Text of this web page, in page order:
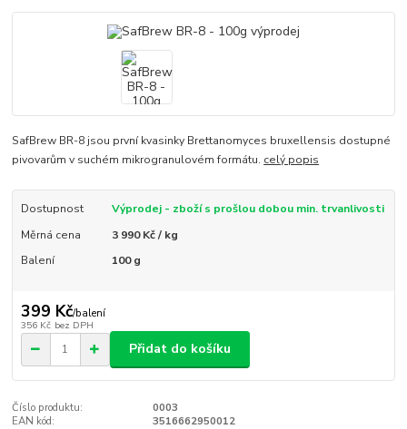
SafBrew BR-8 jsou první kvasinky Brettanomyces bruxellensis dostupné
pivovarům v suchém mikrogranulovém formátu. celý popis
Dostupnost
Výprodej - zboží s prošlou dobou min. trvanlivosti
Měrná cena
3 990 Kč / kg
Balení
100 g
399 Kč/balení
356 Kč bez DPH
Přidat do košíku
Číslo produktu:
0003
EAN kód:
3516662950012